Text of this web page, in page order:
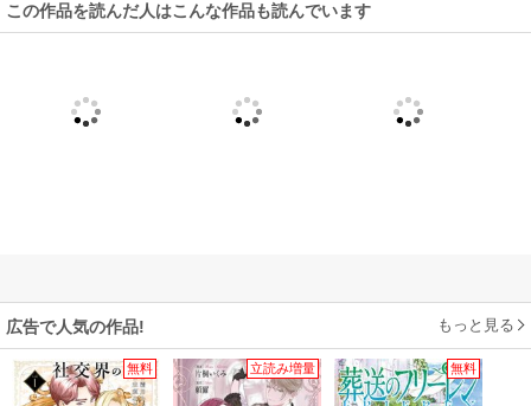
この作品を読んだ人はこんな作品も読んでいます
広告で人気の作品! もっと見る
無料 立読み増量 無料